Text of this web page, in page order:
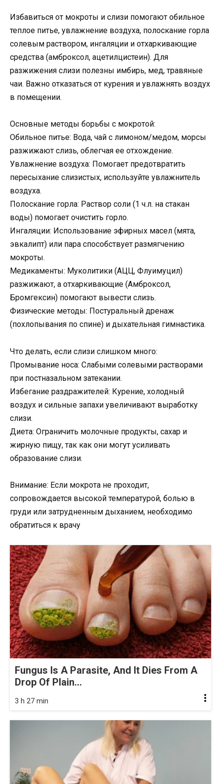
Избавиться от мокроты и слизи помогают обильное
теплое питье, увлажнение воздуха, полоскание горла
солевым раствором, ингаляции и отхаркивающие
средства (амброксол, ацетилцистеин). Для
разжижения слизи полезны имбирь, мед, травяные
чаи. Важно отказаться от курения и увлажнять воздух
в помещении.
Основные методы борьбы с мокротой:
Обильное питье: Вода, чай с лимоном/медом, морсы
разжижают слизь, облегчая ее отхождение.
Увлажнение воздуха: Помогает предотвратить
пересыхание слизистых, используйте увлажнитель
воздуха.
Полоскание горла: Раствор соли (1 ч.л. на стакан
воды) помогает очистить горло.
Ингаляции: Использование эфирных масел (мята,
эвкалипт) или пара способствует размягчению
мокроты.
Медикаменты: Муколитики (АЦЦ, Флуимуцил)
разжижают, а отхаркивающие (Амброксол,
Бромгексин) помогают вывести слизь.
Физические методы: Постуральный дренаж
(похлопывания по спине) и дыхательная гимнастика.
Что делать, если слизи слишком много:
Промывание носа: Слабыми солевыми растворами
при постназальном затекании.
Избегание раздражителей: Курение, холодный
воздух и сильные запахи увеличивают выработку
слизи.
Диета: Ограничить молочные продукты, сахар и
жирную пищу, так как они могут усиливать
образование слизи.
Внимание: Если мокрота не проходит,
сопровождается высокой температурой, болью в
груди или затрудненным дыханием, необходимо
обратиться к врачу
Fungus Is A Parasite, And It Dies From A
Drop Of Plain...
3 h 27 min